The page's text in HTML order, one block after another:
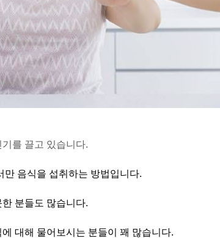
를 끌고 있습니다.
만 음식을 섭취하는 방법입니다.
분들도 많습니다.
대해 물어보시는 분들이 꽤 많습니다.